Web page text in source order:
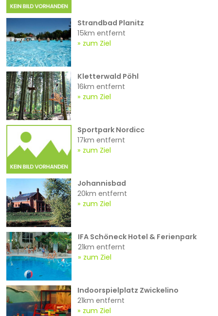
Strandbad Planitz
15km entfernt
zum Ziel
Kletterwald Pöhl
16km entfernt
zum Ziel
Sportpark Nordicc
17km entfernt
zum Ziel
Johannisbad
20km entfernt
zum Ziel
IFA Schöneck Hotel & Ferienpark
21km entfernt
zum Ziel
Indoorspielplatz Zwickelino
21km entfernt
zum Ziel